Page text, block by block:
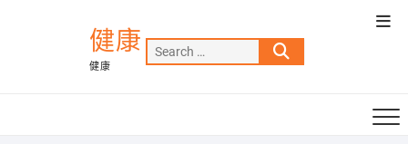
健康
健康
Search
…